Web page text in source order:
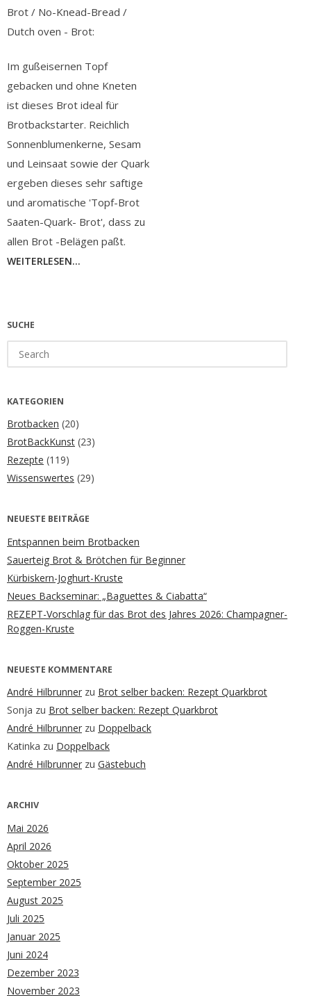
Brot / No-Knead-Bread /
Dutch oven - Brot:
Im gußeisernen Topf
gebacken und ohne Kneten
ist dieses Brot ideal für
Brotbackstarter. Reichlich
Sonnenblumenkerne, Sesam
und Leinsaat sowie der Quark
ergeben dieses sehr saftige
und aromatische 'Topf-Brot
Saaten-Quark- Brot', dass zu
allen Brot -Belägen paßt.
WEITERLESEN...
SUCHE
for:
KATEGORIEN
Brotbacken (20)
BrotBackKunst (23)
Rezepte (119)
Wissenswertes (29)
NEUESTE BEITRÄGE
Entspannen beim Brotbacken
Sauerteig Brot & Brötchen für Beginner
Kürbiskern-Joghurt-Kruste
Neues Backseminar: „Baguettes & Ciabatta“
REZEPT-Vorschlag für das Brot des Jahres 2026: Champagner-
Roggen-Kruste
NEUESTE KOMMENTARE
André Hilbrunner zu Brot selber backen: Rezept Quarkbrot
Sonja zu Brot selber backen: Rezept Quarkbrot
André Hilbrunner zu Doppelback
Katinka zu Doppelback
André Hilbrunner zu Gästebuch
ARCHIV
Mai 2026
April 2026
Oktober 2025
September 2025
August 2025
Juli 2025
Januar 2025
Juni 2024
Dezember 2023
November 2023